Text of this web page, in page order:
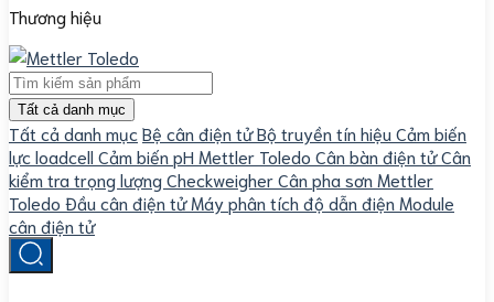
Thương hiệu
Tất cả danh mục
Tất cả danh mục Bệ cân điện tửBộ truyền tín hiệu Cảm biến
lực loadcell Cảm biến pH Mettler Toledo Cân bàn điện tửCân
kiểm tra trọng lượng CheckweigherCân pha sơn Mettler
Toledo Đầu cân điện tửMáy phân tích độ dẫn điện Module
cân điện tử